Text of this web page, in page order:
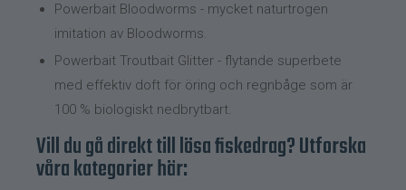
Powerbait Bloodworms - mycket naturtrogen
imitation av Bloodworms.
Powerbait Troutbait Glitter - flytande superbete
med effektiv doft för öring och regnbåge som är
100 % biologiskt nedbrytbart.
Vill du gå direkt till lösa fiskedrag? Utforska
våra kategorier här: